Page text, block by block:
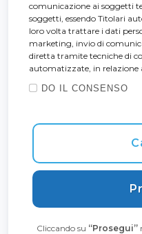
comunicazione ai soggetti
soggetti, essendo Titolari
loro volta trattare i dati
marketing, invio di
diretta tramite tecniche di
automatizzate, in relazione
DO IL CONSENSO
Cliccando su “Prosegui”